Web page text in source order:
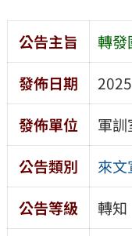
公告主旨
轉發
發佈日期
發佈單位
軍訓
公告類別
來文
公告等級
轉知